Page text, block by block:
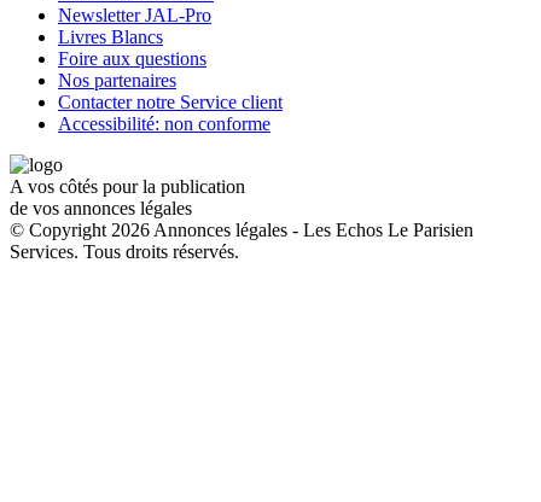
Newsletter JAL-Pro
Livres Blancs
Foire aux questions
Nos partenaires
Contacter notre Service client
Accessibilité: non conforme
A vos côtés pour la publication
de vos annonces légales
© Copyright 2026 Annonces légales - Les Echos Le Parisien
Services. Tous droits réservés.